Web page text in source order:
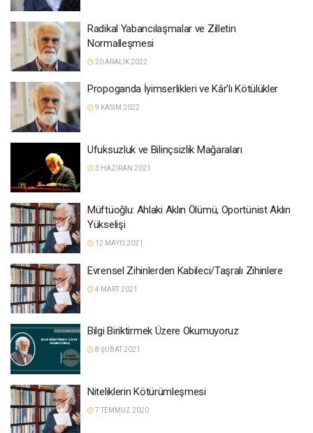
Radikal Yabancılaşmalar ve Zilletin
Normalleşmesi
20 ARALIK 2022
Propoganda İyimserlikleri ve Kâr’lı Kötülükler
9 KASIM 2022
Ufuksuzluk ve Bilinçsizlik Mağaraları
3 HAZIRAN 2021
Müftüoğlu: Ahlaki Aklın Ölümü, Oportünist Aklın
Yükselişi
12 MAYIS 2021
Evrensel Zihinlerden Kabileci/Taşralı Zihinlere
4 MART 2021
Bilgi Biriktirmek Üzere Okumuyoruz
8 ŞUBAT 2021
Niteliklerin Kötürümleşmesi
7 TEMMUZ 2020